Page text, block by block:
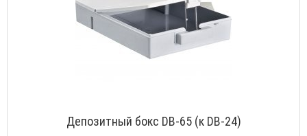
Депозитный бокс DB-65 (к DB-24)